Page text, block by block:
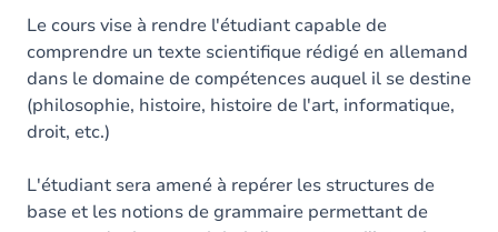
Contenu
Table des matières
Exercices
Le cours vise à rendre l'étudiant capable de
comprendre un texte scientifique rédigé en allemand
dans le domaine de compétences auquel il se destine
(philosophie, histoire, histoire de l'art, informatique,
droit, etc.)
L'étudiant sera amené à repérer les structures de
base et les notions de grammaire permettant de